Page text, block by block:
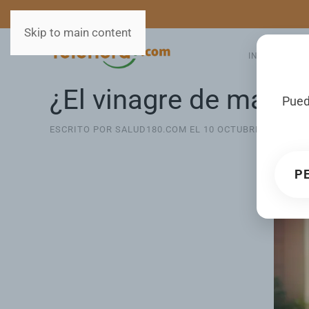
Skip to main content
INICIO
¿El vinagre de
ESCRITO POR SALUD180.COM EL 10 OCTUBRE 2025